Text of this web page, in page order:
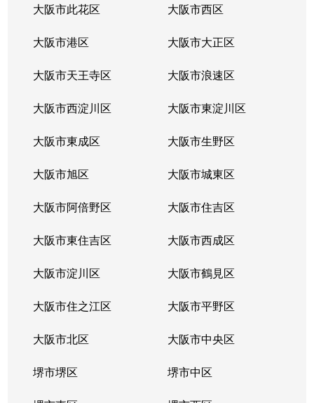
大阪市此花区 大阪市西区
大阪市港区 大阪市大正区
大阪市天王寺区 大阪市浪速区
大阪市西淀川区 大阪市東淀川区
大阪市東成区 大阪市生野区
大阪市旭区 大阪市城東区
大阪市阿倍野区 大阪市住吉区
大阪市東住吉区 大阪市西成区
大阪市淀川区 大阪市鶴見区
大阪市住之江区 大阪市平野区
大阪市北区 大阪市中央区
堺市堺区 堺市中区